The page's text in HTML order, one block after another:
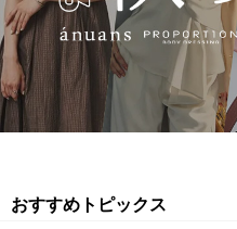
おすすめトピックス